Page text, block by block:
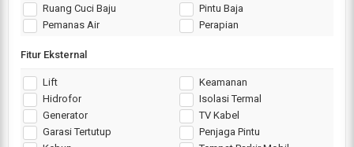
Ruang Cuci Baju
Pintu Baja
Pemanas Air
Perapian
Fitur Eksternal
Lift
Keamanan
Hidrofor
Isolasi Termal
Generator
TV Kabel
Garasi Tertutup
Penjaga Pintu